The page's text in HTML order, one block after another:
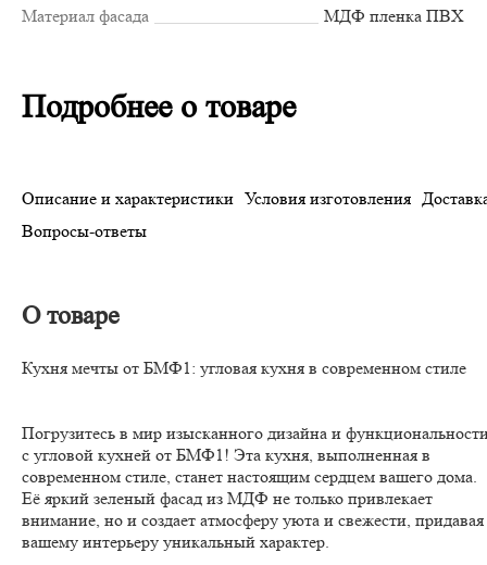
Материал фасада
МДФ пленка ПВХ
Подробнее о товаре
Описание и характеристики Условия изготовления
Вопросы-ответы
О товаре
Кухня мечты от БМФ1: угловая кухня в современном стиле
Погрузитесь в мир изысканного дизайна и
с угловой кухней от БМФ1! Эта кухня, выполненная в
современном стиле, станет настоящим сердцем вашего дома.
Её яркий зеленый фасад из МДФ не только привлекает
внимание, но и создает атмосферу уюта и свежести, придавая
вашему интерьеру уникальный характер.